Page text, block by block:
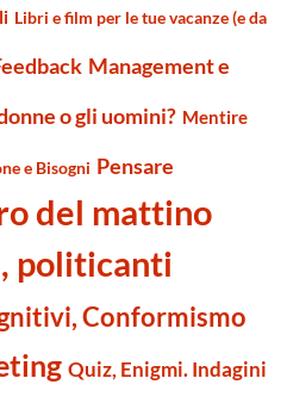
Libri e film per le tue vacanze (e da
Management e
o gli uomini? Mentire
e Bisogni Pensare
del mattino
politicanti
Conformismo
Quiz, Enigmi. Indagini